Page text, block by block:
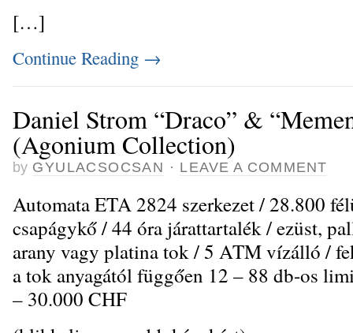
[…]
Continue Reading →
Daniel Strom “Draco” &
(Agonium Collection)
by GYULACSOCSAN · LEAVE A COMMENT
Automata ETA 2824 szerkezet / 28.800
csapágykő / 44 óra járattartalék / ezüst,
arany vagy platina tok / 5 ATM vízálló /
a tok anyagától függően 12 – 88 db-os
– 30.000 CHF